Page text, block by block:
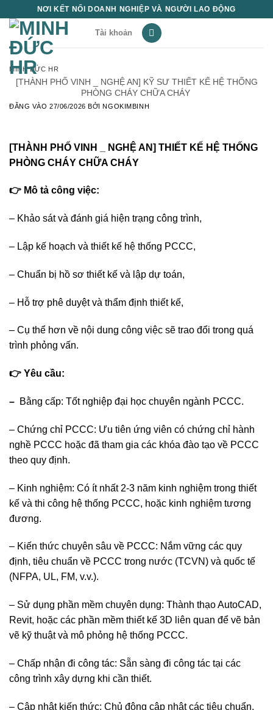
qua
dung
NƠI KẾT NỐI DOANH NGHIỆP VÀ NGƯỜI LAO ĐỘNG
Tài khoản
MINH ĐỨC HR
️[THÀNH PHỐ VINH _ NGHỆ AN] KỸ SƯ THIẾT KẾ HỆ THỐNG
PHÒNG CHÁY CHỮA CHÁY
ĐĂNG VÀO27/06/2026 BỞINGOKIMBINH
️[THÀNH PHỐ VINH _ NGHỆ AN] THIẾT KẾ HỆ THỐNG
PHÒNG CHÁY CHỮA CHÁY
👉 Mô tả công việc:
– Khảo sát và đánh giá hiện trạng công trình,
– Lập kế hoạch và thiết kế hệ thống PCCC,
– Chuẩn bị hồ sơ thiết kế và lập dự toán,
– Hỗ trợ phê duyệt và thẩm định thiết kế,
– Cụ thể hơn về nội dung công việc sẽ trao đổi trong quá
trình phỏng vấn.
👉 Yêu cầu:
– Bằng cấp: Tốt nghiệp đại học chuyên ngành PCCC.
– Chứng chỉ PCCC: Ưu tiên ứng viên có chứng chỉ hành
nghề PCCC hoặc đã tham gia các khóa đào tạo về PCCC
theo quy định.
– Kinh nghiệm: Có ít nhất 2-3 năm kinh nghiệm trong thiết
kế và thi công hệ thống PCCC, hoặc kinh nghiệm tương
đương.
– Kiến thức chuyên sâu về PCCC: Nắm vững các quy
định, tiêu chuẩn về PCCC trong nước (TCVN) và quốc tế
(NFPA, UL, FM, v.v.).
– Sử dụng phần mềm chuyên dụng: Thành thạo AutoCAD,
Revit, hoặc các phần mềm thiết kế 3D liên quan để vẽ bản
vẽ kỹ thuật và mô phỏng hệ thống PCCC.
– Chấp nhận đi công tác: Sẵn sàng đi công tác tại các
công trình xây dựng khi cần thiết.
– Cập nhật kiến thức: Chủ động cập nhật các tiêu chuẩn,